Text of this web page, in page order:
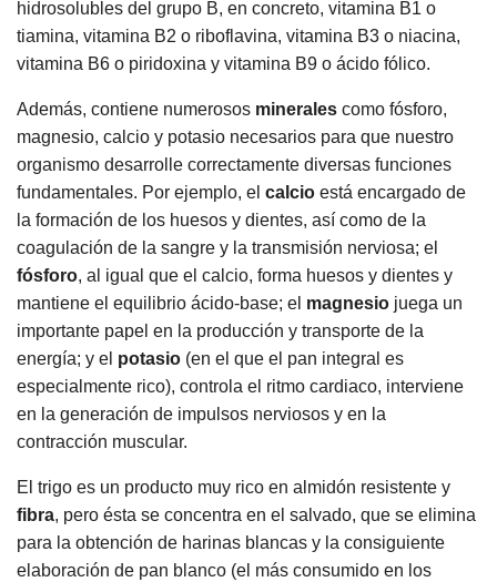
hidrosolubles del grupo B, en concreto, vitamina B1 o
tiamina, vitamina B2 o riboflavina, vitamina B3 o niacina,
vitamina B6 o piridoxina y vitamina B9 o ácido fólico.
Además, contiene numerosos minerales como fósforo,
magnesio, calcio y potasio necesarios para que nuestro
organismo desarrolle correctamente diversas funciones
fundamentales. Por ejemplo, el calcio está encargado de
la formación de los huesos y dientes, así como de la
coagulación de la sangre y la transmisión nerviosa; el
fósforo, al igual que el calcio, forma huesos y dientes y
mantiene el equilibrio ácido-base; el magnesio juega un
importante papel en la producción y transporte de la
energía; y el potasio (en el que el pan integral es
especialmente rico), controla el ritmo cardiaco, interviene
en la generación de impulsos nerviosos y en la
contracción muscular.
El trigo es un producto muy rico en almidón resistente y
fibra, pero ésta se concentra en el salvado, que se elimina
para la obtención de harinas blancas y la consiguiente
elaboración de pan blanco (el más consumido en los